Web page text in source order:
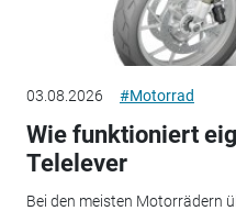
03.08.2026 #Motorrad
Wie funktioniert
Telelever
Bei den meisten Motorrädern